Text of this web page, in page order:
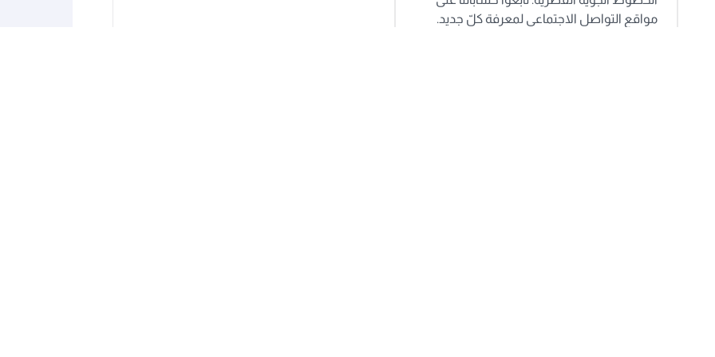
مواقع التواصل الاجتماعي لمعرفة كلّ جديد.